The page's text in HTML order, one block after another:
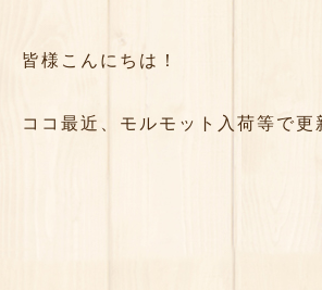
皆様こんにちは！
ココ最近、モルモット入荷等で更